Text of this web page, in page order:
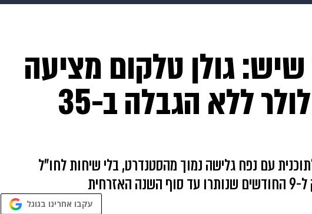
גאווה ויוה משפט תשעה חודשים מתכונים פרויקטים מיוחדים
שיש: גולן טלקום מציעה
חבילת סלולר ללא הגבלה ב-35
עם נפח גלישה נמוך מהסטנדרט, בלי שיחות לחו"ל
עקבו אחרינו בגוגל